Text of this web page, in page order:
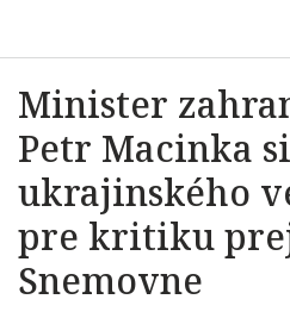
Minister
Petr Macinka
ukrajinského
pre kritiku
Snemovne